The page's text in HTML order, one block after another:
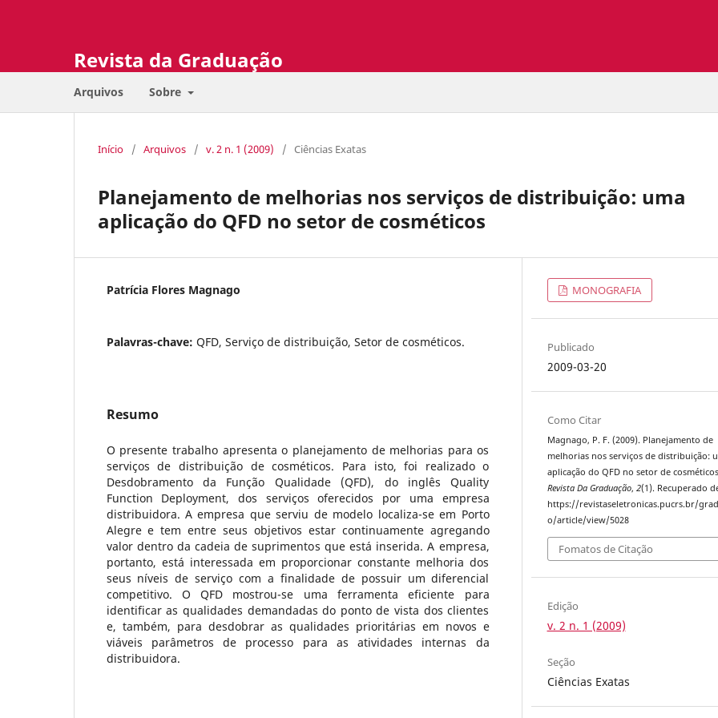
Revista da Graduação
Arquivos Sobre
Início / Arquivos / v. 2 n. 1 (2009) / Ciências Exatas
Planejamento de melhorias nos serviços de distribuição: uma
aplicação do QFD no setor de cosméticos
Patrícia Flores Magnago
Palavras-chave: QFD, Serviço de distribuição, Setor de cosméticos.
Resumo
O presente trabalho apresenta o planejamento de melhorias para os
serviços de distribuição de cosméticos. Para isto, foi realizado o
Desdobramento da Função Qualidade (QFD), do inglês Quality
Function Deployment, dos serviços oferecidos por uma empresa
distribuidora. A empresa que serviu de modelo localiza-se em Porto
Alegre e tem entre seus objetivos estar continuamente agregando
valor dentro da cadeia de suprimentos que está inserida. A empresa,
portanto, está interessada em proporcionar constante melhoria dos
seus níveis de serviço com a finalidade de possuir um diferencial
competitivo. O QFD mostrou-se uma ferramenta eficiente para
identificar as qualidades demandadas do ponto de vista dos clientes
e, também, para desdobrar as qualidades prioritárias em novos e
viáveis parâmetros de processo para as atividades internas da
distribuidora.
MONOGRAFIA
Publicado
2009-03-20
Como Citar
Magnago, P. F. (2009). Planejamento de
melhorias nos serviços de distribuição:
aplicação do QFD no setor de
Revista Da Graduação, 2(1). Recuperado
https://revistaseletronicas.pucrs.br/
o/article/view/5028
Fomatos de Citação
Edição
v. 2 n. 1 (2009)
Seção
Ciências Exatas